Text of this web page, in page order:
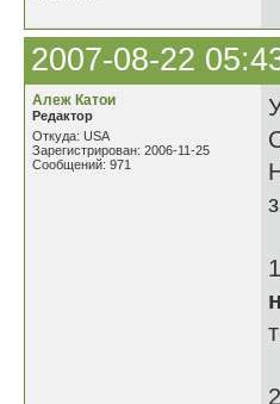
2007-08-22
Алеж Катои
Редактор
Откуда: USA
Зарегистрирован: 2006-11-25
Сообщений: 971